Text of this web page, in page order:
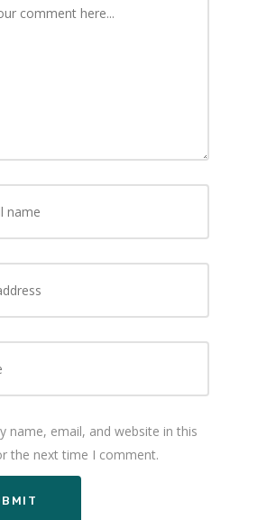
name, email, and website in this
the next time I comment.